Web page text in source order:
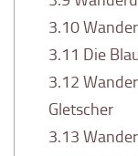
3.10
3.11 Die
3.12
Gletscher
3.13